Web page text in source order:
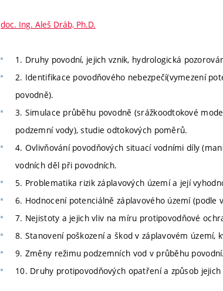
doc. Ing. Aleš Dráb, Ph.D.
1. Druhy povodní, jejich vznik, hydrologická
2. Identifikace povodňového nebezpečí(vymezení
povodně).
3. Simulace průběhu povodně (srážkoodtokové
podzemní vody), studie odtokových poměrů.
4. Ovlivňování povodňových situací vodními díly
vodních děl při povodních.
5. Problematika rizik záplavových území a její
6. Hodnocení potenciálně záplavového území
7. Nejistoty a jejich vliv na míru protipovodňové
8. Stanovení poškození a škod v záplavovém území,
9. Změny režimu podzemních vod v průběhu povodní.
10. Druhy protipovodňových opatření a způsob jejich